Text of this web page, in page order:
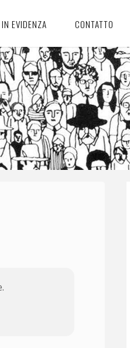
IN EVIDENZA CONTATTO